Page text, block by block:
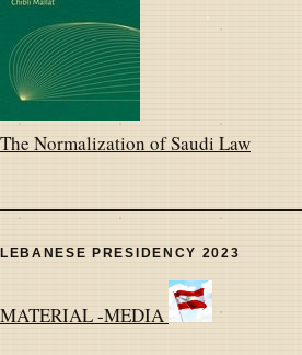
The Normalization of Saudi Law
LEBANESE PRESIDENCY 2023
MATERIAL -MEDIA